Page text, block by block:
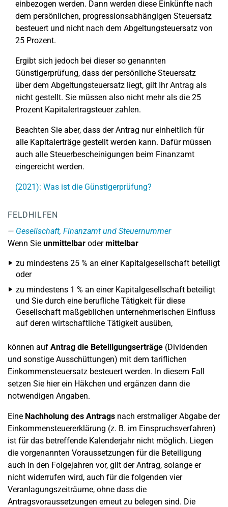
einbezogen werden. Dann werden diese Einkünfte nach
dem persönlichen, progressionsabhängigen Steuersatz
besteuert und nicht nach dem Abgeltungsteuersatz von
25 Prozent.
Ergibt sich jedoch bei dieser so genannten
Günstigerprüfung, dass der persönliche Steuersatz
über dem Abgeltungsteuersatz liegt, gilt Ihr Antrag als
nicht gestellt. Sie müssen also nicht mehr als die 25
Prozent Kapitalertragsteuer zahlen.
Beachten Sie aber, dass der Antrag nur einheitlich für
alle Kapitalerträge gestellt werden kann. Dafür müssen
auch alle Steuerbescheinigungen beim Finanzamt
eingereicht werden.
(2021): Was ist die Günstigerprüfung?
FELDHILFEN
Gesellschaft, Finanzamt und Steuernummer
Wenn Sie unmittelbar odermittelbar
zu mindestens 25 % an einer Kapitalgesellschaft beteiligt
oder
zu mindestens 1 % an einer Kapitalgesellschaft beteiligt
und Sie durch eine berufliche Tätigkeit für diese
Gesellschaft maßgeblichen unternehmerischen Einfluss
auf deren wirtschaftliche Tätigkeit ausüben,
können auf Antrag die Beteiligungserträge (Dividenden
und sonstige Ausschüttungen) mit dem tariflichen
Einkommensteuersatz besteuert werden. In diesem Fall
setzen Sie hier ein Häkchen und ergänzen dann die
notwendigen Angaben.
Eine Nachholung des Antrags nach erstmaliger Abgabe der
Einkommensteuererklärung (z. B. im Einspruchsverfahren)
ist für das betreffende Kalenderjahr nicht möglich. Liegen
die vorgenannten Voraussetzungen für die Beteiligung
auch in den Folgejahren vor, gilt der Antrag, solange er
nicht widerrufen wird, auch für die folgenden vier
Veranlagungszeiträume, ohne dass die
Antragsvoraussetzungen erneut zu belegen sind. Die